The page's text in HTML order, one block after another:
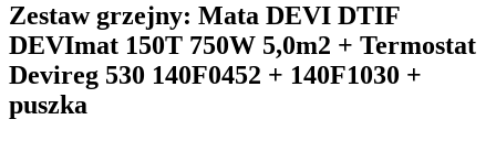
Zestaw grzejny: Mata DEVI DTIF
DEVImat 150T 750W 5,0m2 + Termostat
Devireg 530 140F0452 + 140F1030 +
puszka